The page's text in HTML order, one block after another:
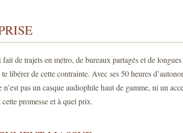
de trajets en métro, de bureaux partagés et de
libérer de cette contrainte. Avec ses 50 heures
pas un casque audiophile haut de gamme, ni un
promesse et à quel prix.